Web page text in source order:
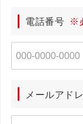
電話番号 ※
メールアド